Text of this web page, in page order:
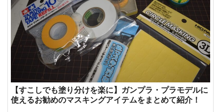
【すこしでも塗り分けを楽に】ガンプラ・プラモデルに
使えるお勧めのマスキングアイテムをまとめて紹介！